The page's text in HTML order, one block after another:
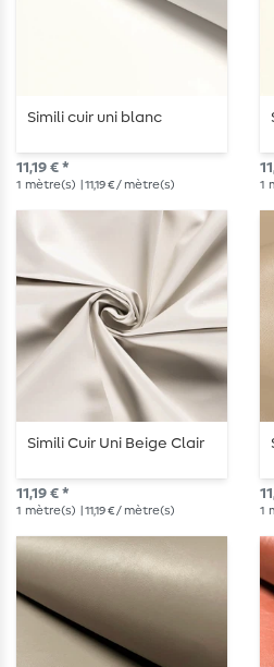
Simili cuir uni blanc
11,19 € *
1 mètre(s) | 11,19 € / mètre(s) 1
Simili Cuir Uni Beige Clair
11,19 € *
1 mètre(s) | 11,19 € / mètre(s) 1